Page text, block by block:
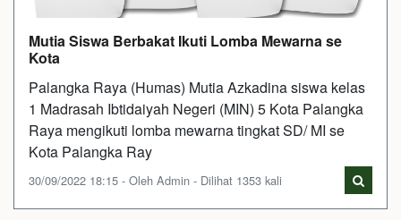
Mutia Siswa Berbakat Ikuti Lomba Mewarna se
Kota
Palangka Raya (Humas) Mutia Azkadina siswa kelas
1 Madrasah Ibtidaiyah Negeri (MIN) 5 Kota Palangka
Raya mengikuti lomba mewarna tingkat SD/ MI se
Kota Palangka Ray
30/09/2022 18:15 - Oleh Admin - Dilihat 1353 kali